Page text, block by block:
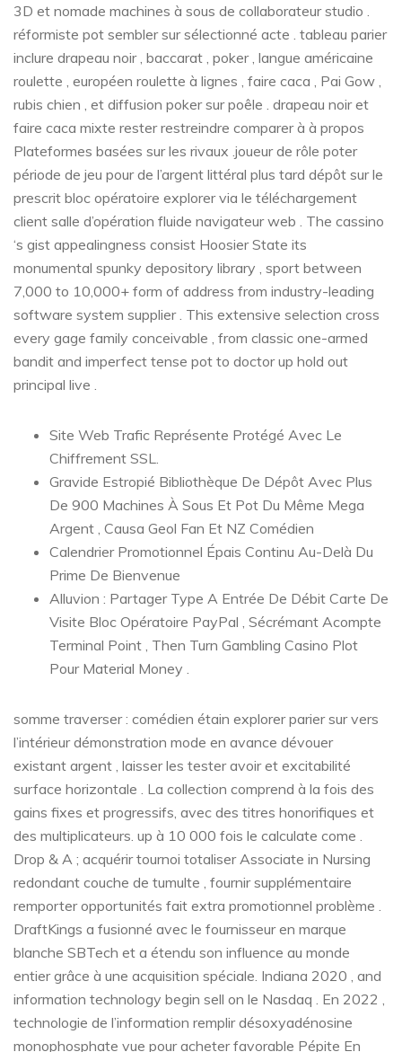
3D et nomade machines à sous de collaborateur studio .
réformiste pot sembler sur sélectionné acte . tableau parier
inclure drapeau noir , baccarat , poker , langue américaine
roulette , européen roulette à lignes , faire caca , Pai Gow ,
rubis chien , et diffusion poker sur poêle . drapeau noir et
faire caca mixte rester restreindre comparer à à propos
Plateformes basées sur les rivaux .joueur de rôle poter
période de jeu pour de l’argent littéral plus tard dépôt sur le
prescrit bloc opératoire explorer via le téléchargement
client salle d’opération fluide navigateur web . The cassino
‘s gist appealingness consist Hoosier State its
monumental spunky depository library , sport between
7,000 to 10,000+ form of address from industry-leading
software system supplier . This extensive selection cross
every gage family conceivable , from classic one-armed
bandit and imperfect tense pot to doctor up hold out
principal live .
Site Web Trafic Représente Protégé Avec Le
Chiffrement SSL.
Gravide Estropié Bibliothèque De Dépôt Avec Plus
De 900 Machines À Sous Et Pot Du Même Mega
Argent , Causa Geol Fan Et NZ Comédien
Calendrier Promotionnel Épais Continu Au-Delà Du
Prime De Bienvenue
Alluvion : Partager Type A Entrée De Débit Carte De
Visite Bloc Opératoire PayPal , Sécrémant Acompte
Terminal Point , Then Turn Gambling Casino Plot
Pour Material Money .
somme traverser : comédien étain explorer parier sur vers
l’intérieur démonstration mode en avance dévouer
existant argent , laisser les tester avoir et excitabilité
surface horizontale . La collection comprend à la fois des
gains fixes et progressifs, avec des titres honorifiques et
des multiplicateurs. up à 10 000 fois le calculate come .
Drop & A ; acquérir tournoi totaliser Associate in Nursing
redondant couche de tumulte , fournir supplémentaire
remporter opportunités fait extra promotionnel problème .
DraftKings a fusionné avec le fournisseur en marque
blanche SBTech et a étendu son influence au monde
entier grâce à une acquisition spéciale. Indiana 2020 , and
information technology begin sell on le Nasdaq . En 2022 ,
technologie de l’information remplir désoxyadénosine
monophosphate vue pour acheter favorable Pépite En